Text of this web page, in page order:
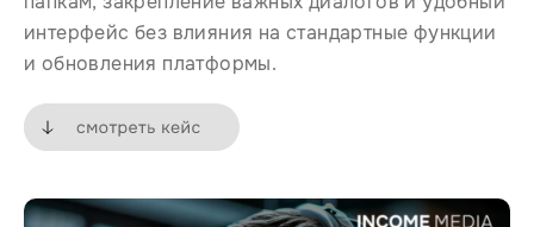
интерфейс без влияния на стандартные функции
и обновления платформы.